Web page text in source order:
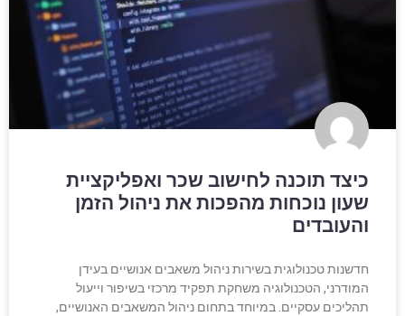
כיצד תוכנה לחישוב שכר ואפליקציית
שעון נוכחות מהפכות את ניהול הזמן
והעובדים
חדשנות טכנולוגית בשירות ניהול משאבים אנושיים בעידן
המודרני, הטכנולוגיה משחקת תפקיד מרכזי בשיפור וייעול
תהליכים עסקיים. במיוחד בתחום ניהול המשאבים האנושיים,